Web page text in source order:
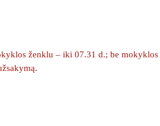
ženklu – iki 07.31 d.; be